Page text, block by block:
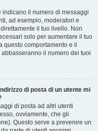
indicano il numero di messaggi
ad esempio, moderatori e
il tuo livello. Non
solo per aumentare il tuo
questo comportamento e il
il numero dei tuoi
di posta di un utente mi
di posta ad altri utenti
ovviamente, che gli
Questo serve a prevenire un